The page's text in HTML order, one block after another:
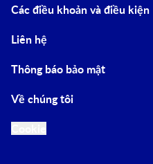
Các điều khoản và điều kiện
Liên hệ
Thông báo bảo mật
Về chúng tôi